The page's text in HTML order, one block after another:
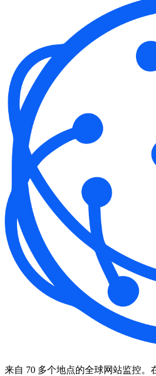
来自 70 多个地点的全球网站监控。